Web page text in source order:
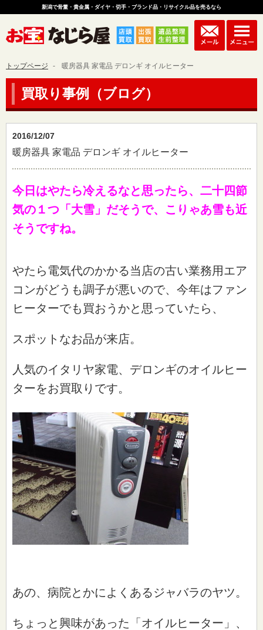
新潟で骨董・貴金属・ダイヤ・切手・ブランド品・リサイクル品を売るなら
トップページ 暖房器具 家電品 デロンギ オイルヒーター
買取り事例（ブログ）
2016/12/07
暖房器具 家電品 デロンギ オイルヒーター
今日はやたら冷えるなと思ったら、二十四節
気の１つ「大雪」だそうで、こりゃあ雪も近
そうですね。
やたら電気代のかかる当店の古い業務用エア
コンがどうも調子が悪いので、今年はファン
ヒーターでも買おうかと思っていたら、
スポットなお品が来店。
人気のイタリヤ家電、デロンギのオイルヒー
ターをお買取りです。
あの、病院とかによくあるジャバラのヤツ。
ちょっと興味があった「オイルヒーター」、